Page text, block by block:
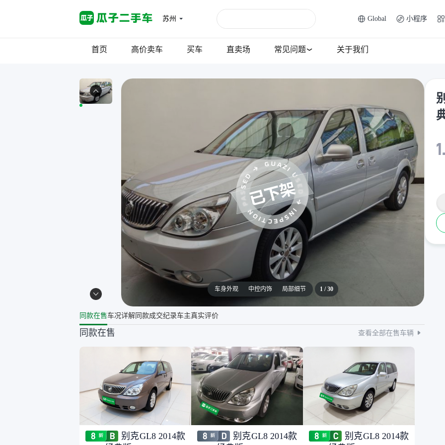
苏州 Global 小程序
首页 高价卖车 买车 直卖场 常见问题 关于我们
车身外观 中控内饰 局部细节 1/30
同款在售车况详解同款成交纪录车主真实评价
同款在售 查看全部在售车辆
别克GL8 2014款
别克GL8 2014款
别克GL8 2014款